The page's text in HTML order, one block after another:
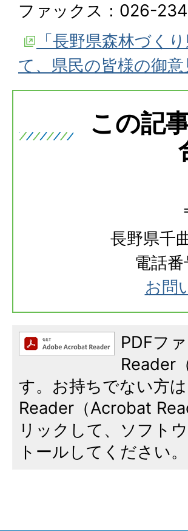
ファックス：026-
「長野県森林づく
て、県民の皆様の御
この記
長野県千
電話
お問
PDFフ
Reader
す。お持ちでない方
Reader（Acrobat
リックして、ソフト
トールしてください。